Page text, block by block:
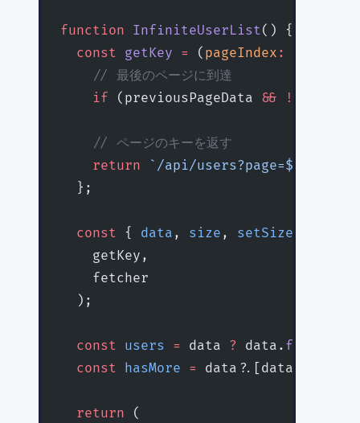
function InfiniteUserList() {
  const
getKey = ( pageIndex :
    // 最後のページに到達
    if
(previousPageData && !
    // ページのキーを返す
    return
`/api/users?page=${
  };
  const
{ data , size , setSize
    getKey,
    fetcher
  );
  const
users = data ? data. flatMap
  const
hasMore = data?.[data.
  return
(